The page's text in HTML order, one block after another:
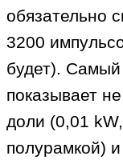
обязательно
3200
будет). Самый
показывает
доли (0,01
полурамкой)